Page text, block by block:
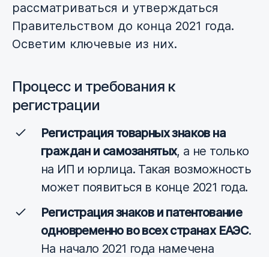
рассматриваться и утверждаться
Правительством до конца 2021 года.
Осветим ключевые из них.
Процесс и требования к
регистрации
Регистрация товарных знаков на
граждан и самозанятых, а не только
на ИП и юрлица. Такая возможность
может появиться в конце 2021 года.
Регистрация знаков и патентование
одновременно во всех странах ЕАЭС.
На начало 2021 года намечена